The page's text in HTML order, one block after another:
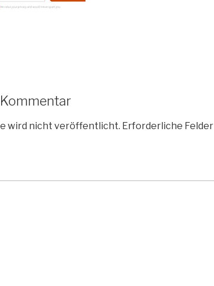
wird nicht veröffentlicht. Erforderliche Felder